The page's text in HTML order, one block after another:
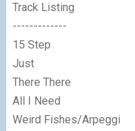
Track Listing
-------------
15 Step
Just
There There
All I Need
Weird Fishes/Arpeggi